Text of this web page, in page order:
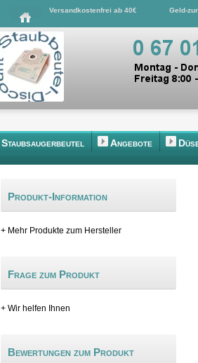
Versandkostenfrei ab 40€ Geld-
Staubsaugerbeutel Angebote
Produkt-Information
+ Mehr Produkte zum Hersteller
Frage zum Produkt
+ Wir helfen Ihnen
Bewertungen zum Produkt